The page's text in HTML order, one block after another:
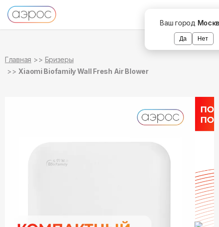
Ваш город
Да Нет
Главная
Бризеры
Xiaomi Biofamily Wall Fresh Air Blower
в наличии